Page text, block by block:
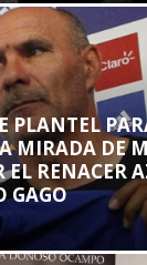
PLANTEL
MIRADA DE
EL RENACER
GAGO